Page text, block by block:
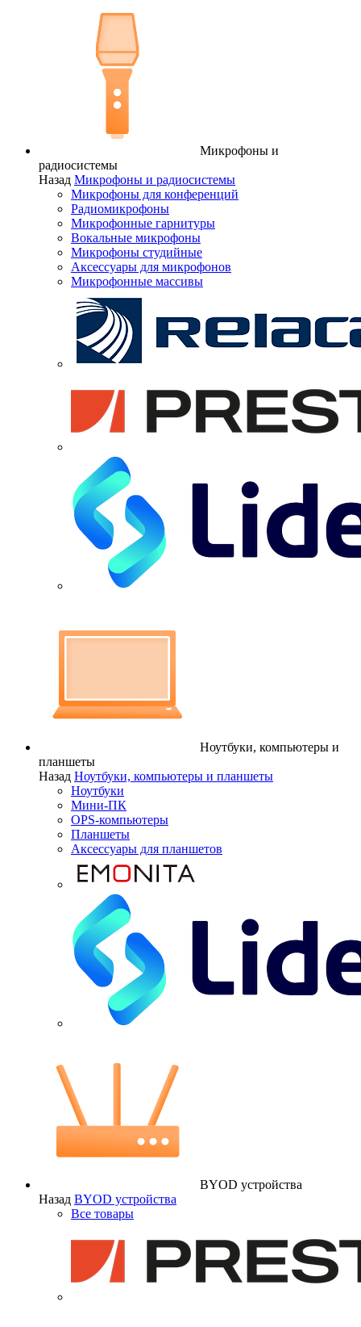
Микрофоны и
радиосистемы
Назад Микрофоны и радиосистемы
Микрофоны для конференций
Радиомикрофоны
Микрофонные гарнитуры
Вокальные микрофоны
Микрофоны студийные
Аксессуары для микрофонов
Микрофонные массивы
Ноутбуки, компьютеры и
планшеты
Назад Ноутбуки, компьютеры и планшеты
Ноутбуки
Мини-ПК
OPS-компьютеры
Планшеты
Аксессуары для планшетов
BYOD устройства
Назад BYOD устройства
Все товары